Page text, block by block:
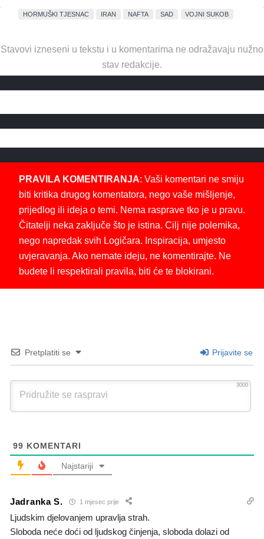
HORMUŠKI TJESNAC IRAN NAFTA SAD VOJNI SUKOB
Stavovi izneseni u tekstu i u komentarima ne odražavaju nužno
stav redakcije.
PRAVILA KOMENTIRANJA: Vaši komentari ne smiju
biti kritika drugog komentatora, nego vaše mišljenje,
prijedlog ili ideja o temi. Nema rasprave tko je u pravu.
Čitatelji neka zaključe što je istina. Cilj nije polemika,
nego napredak svih Logičara. Inspiracija, umjesto
uvjeravanja. Ako nemate ideju, ne komentirajte. Ne
budete li respektirali pravila, biti će te blokirani.
Pretplatiti se Prijavite se
3000
99 KOMENTARI
Najstariji
Jadranka S. 1 mjesec prije
Ljudskim djelovanjem upravlja strah.
Sloboda neće doći od ljudskog činjenja, sloboda dolazi od